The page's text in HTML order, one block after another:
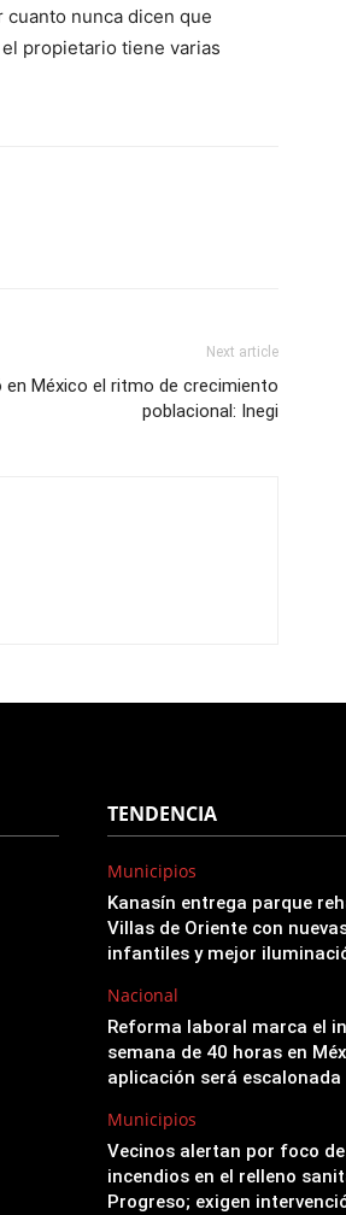
cuanto nunca dicen que
propietario tiene varias
Next article
en México el ritmo de crecimiento
poblacional: Inegi
TENDENCIA
Municipios
Kanasín entrega parque
Villas de Oriente con
infantiles y mejor
Nacional
Reforma laboral marca el
semana de 40 horas en
aplicación será
Municipios
Vecinos alertan por foco
incendios en el relleno
Progreso; exigen